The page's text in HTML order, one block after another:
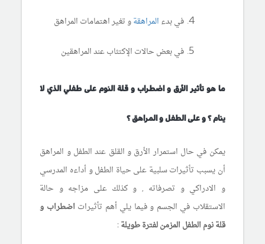
فيبدء المراهقةو تغير اهتمامات المراهق
في بعض حالات الإكتئاب عند المراهقين
ما هو تأثير الأرق و اضطراب و قلة النوم على طفلي الذي لا
ينام ؟ و على الطفل و المراهق ؟
يمكن في حال استمرار الأرق و القلق عند الطفل و المراهق
أن يسبب تأثيرات سلبية على حياة الطفل و أداءه المدرسي
و الادراكي و تصرفاته , و كذلك على مزاجه و حالة
الاستقلاب في الجسم و فيما يلي أهم تأثيرات اضطراب و
قلة نوم الطفل المزمن لفترة طويلة :